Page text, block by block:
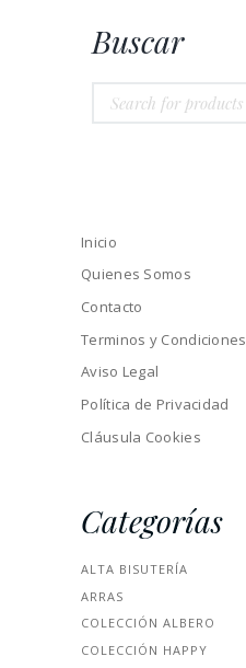
Buscar
Inicio
Quienes Somos
Contacto
Terminos y Condiciones
Aviso Legal
Política de Privacidad
Cláusula Cookies
Categorías
ALTA BISUTERÍA
ARRAS
COLECCIÓN ALBERO
COLECCIÓN HAPPY